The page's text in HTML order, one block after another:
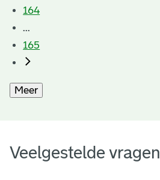
164
...
165
Meer
Veelgestelde vragen